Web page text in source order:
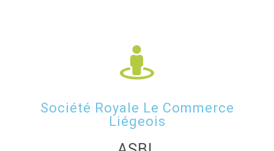
Société Royale Le Commerce
Liégeois